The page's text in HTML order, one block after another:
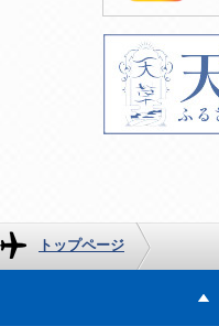
トップページ